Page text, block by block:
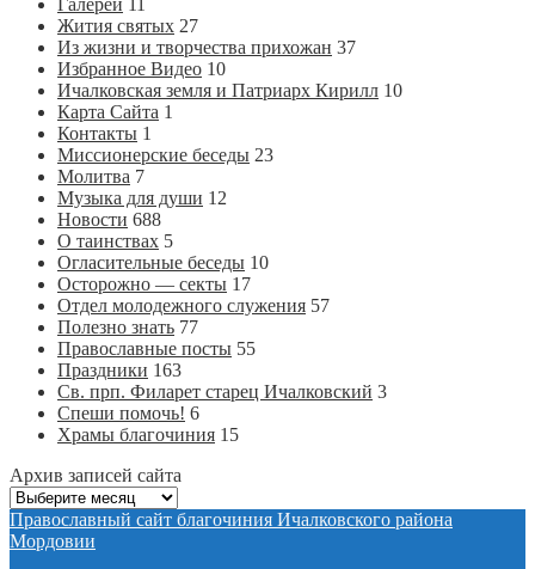
Жития святых 27
Из жизни и творчества прихожан 37
Избранное Видео 10
Ичалковская земля и Патриарх Кирилл 10
Карта Сайта 1
Контакты 1
Миссионерские беседы 23
Молитва 7
Музыка для души 12
Новости 688
О таинствах 5
Огласительные беседы 10
Осторожно — секты 17
Отдел молодежного служения 57
Полезно знать 77
Православные посты 55
Праздники 163
Св. прп. Филарет старец Ичалковский 3
Спеши помочь! 6
Храмы благочиния 15
Архив записей сайта
Архив
записей
сайта
Православный сайт благочиния Ичалковского района
Мордовии